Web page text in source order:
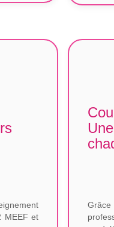
MEEF et